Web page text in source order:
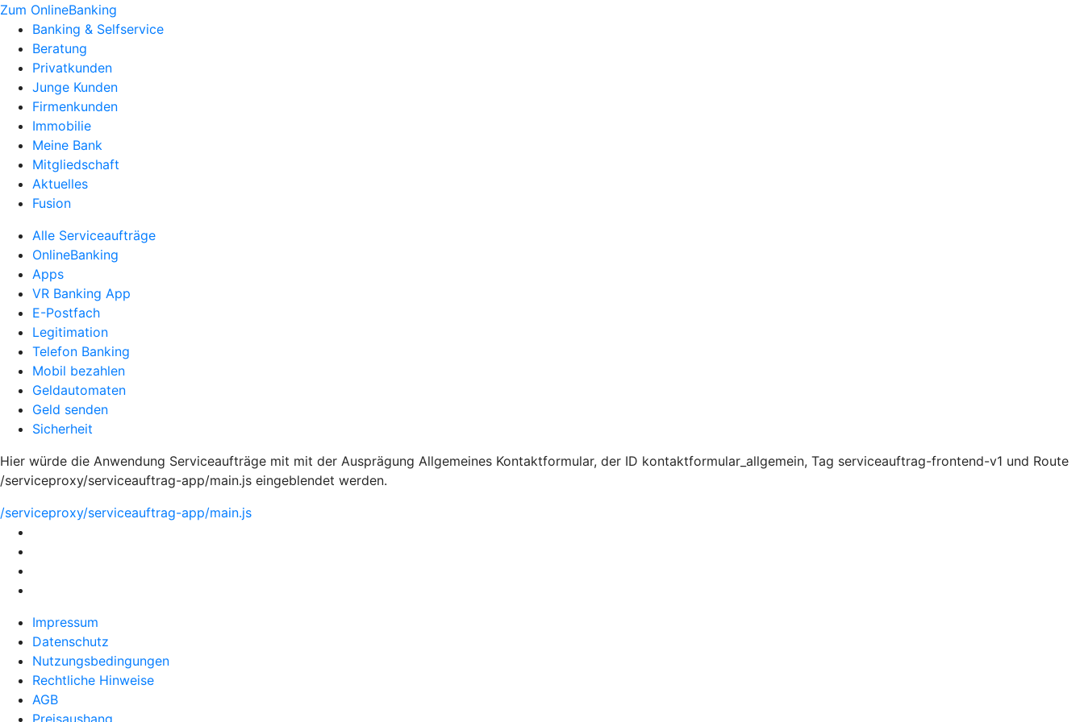
Zum OnlineBanking
Banking & Selfservice
Beratung
Privatkunden
Junge Kunden
Firmenkunden
Immobilie
Meine Bank
Mitgliedschaft
Aktuelles
Fusion
Alle Serviceaufträge
OnlineBanking
Apps
VR Banking App
E-Postfach
Legitimation
Telefon Banking
Mobil bezahlen
Geldautomaten
Geld senden
Sicherheit
Hier würde die Anwendung Serviceaufträge mit mit der Ausprägung Allgemeines Kontaktformular, der ID kontaktformular_allgemein, Tag serviceauftrag-frontend-v1 und Route
/serviceproxy/serviceauftrag-app/main.js eingeblendet werden.
/serviceproxy/serviceauftrag-app/main.js
Impressum
Datenschutz
Nutzungsbedingungen
Rechtliche Hinweise
AGB
Preisaushang